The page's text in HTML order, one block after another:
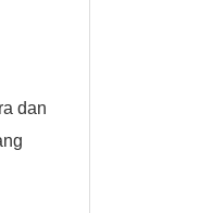
dan